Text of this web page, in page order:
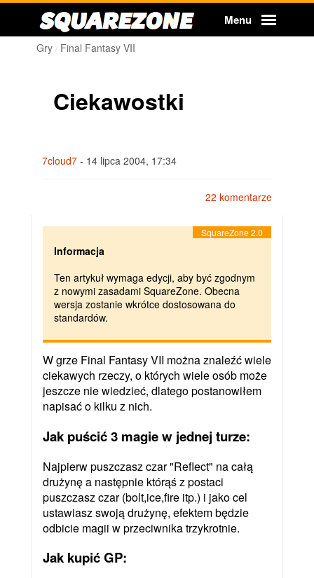
Squarezone Menu
Gry Final Fantasy VII
Ciekawostki
7cloud7 - 14 lipca 2004, 17:34
22 komentarze
Informacja
Ten artykuł wymaga edycji, aby być zgodnym
z nowymi zasadami SquareZone. Obecna
wersja zostanie wkrótce dostosowana do
standardów.
W grze Final Fantasy VII można znaleźć wiele
ciekawych rzeczy, o których wiele osób może
jeszcze nie wiedzieć, dlatego postanowiłem
napisać o kilku z nich.
Jak puścić 3 magie w jednej turze:
Najpierw puszczasz czar "Reflect" na całą
drużynę a następnie którąś z postaci
puszczasz czar (bolt,ice,fire itp.) i jako cel
ustawiasz swoją drużynę, efektem będzie
odbicie magii w przeciwnika trzykrotnie.
Jak kupić GP: